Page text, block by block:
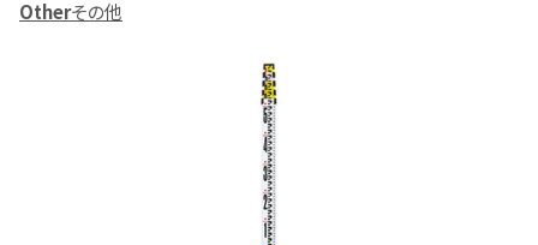
Otherその他